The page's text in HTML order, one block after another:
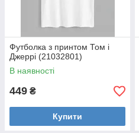
Футболка з принтом Том і
Джеррі (21032801)
В наявності
449 ₴
Купити